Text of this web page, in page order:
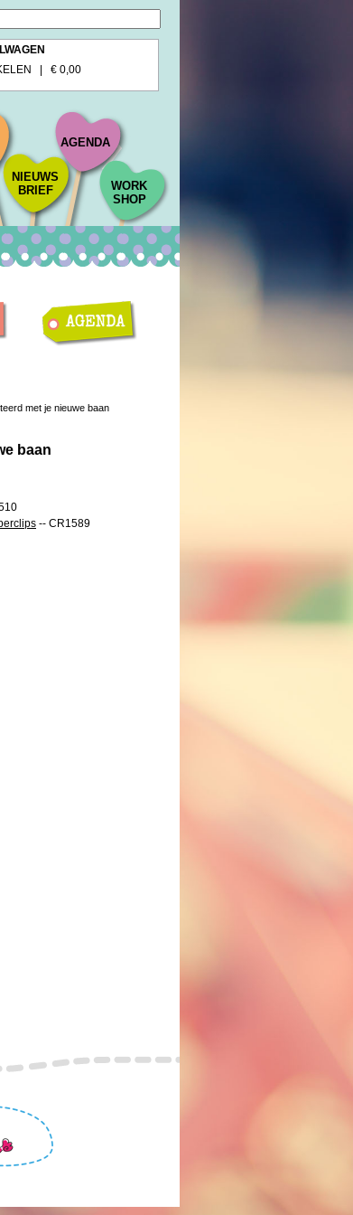
| € 0,00
NIEUWS
BRIEF
AGENDA
WORK
SHOP
met je nieuwe baan
baan
-- CR1589